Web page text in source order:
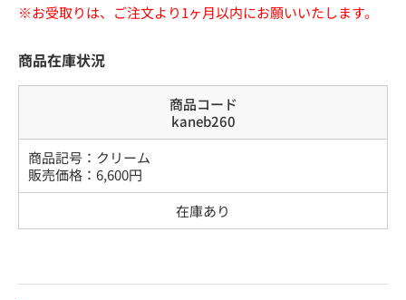
※お受取りは、ご注文より1ヶ月以内にお願いいたします。
商品在庫状況
商品コード
kaneb260
商品記号： クリーム
販売価格： 6,600円
在庫あり